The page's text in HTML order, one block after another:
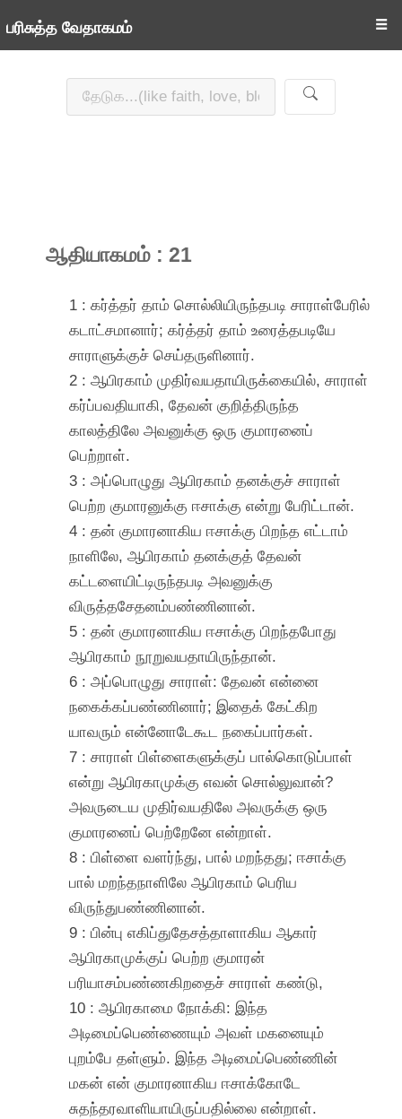
பரிசுத்த வேதாகமம் ☰
ஆதியாகமம் : 21
1 : கர்த்தர் தாம் சொல்லியிருந்தபடி சாராள்பேரில்
கடாட்சமானார்; கர்த்தர் தாம் உரைத்தபடியே
சாராளுக்குச் செய்தருளினார்.
2 : ஆபிரகாம் முதிர்வயதாயிருக்கையில், சாராள்
கர்ப்பவதியாகி, தேவன் குறித்திருந்த
காலத்திலே அவனுக்கு ஒரு குமாரனைப்
பெற்றாள்.
3 : அப்பொழுது ஆபிரகாம் தனக்குச் சாராள்
பெற்ற குமாரனுக்கு ஈசாக்கு என்று பேரிட்டான்.
4 : தன் குமாரனாகிய ஈசாக்கு பிறந்த எட்டாம்
நாளிலே, ஆபிரகாம் தனக்குத் தேவன்
கட்டளையிட்டிருந்தபடி அவனுக்கு
விருத்தசேதனம்பண்ணினான்.
5 : தன் குமாரனாகிய ஈசாக்கு பிறந்தபோது
ஆபிரகாம் நூறுவயதாயிருந்தான்.
6 : அப்பொழுது சாராள்: தேவன் என்னை
நகைக்கப்பண்ணினார்; இதைக் கேட்கிற
யாவரும் என்னோடேகூட நகைப்பார்கள்.
7 : சாராள் பிள்ளைகளுக்குப் பால்கொடுப்பாள்
என்று ஆபிரகாமுக்கு எவன் சொல்லுவான்?
அவருடைய முதிர்வயதிலே அவருக்கு ஒரு
குமாரனைப் பெற்றேனே என்றாள்.
8 : பிள்ளை வளர்ந்து, பால் மறந்தது; ஈசாக்கு
பால் மறந்தநாளிலே ஆபிரகாம் பெரிய
விருந்துபண்ணினான்.
9 : பின்பு எகிப்துதேசத்தாளாகிய ஆகார்
ஆபிரகாமுக்குப் பெற்ற குமாரன்
பரியாசம்பண்ணகிறதைச் சாராள் கண்டு,
10 : ஆபிரகாமை நோக்கி: இந்த
அடிமைப்பெண்ணையும் அவள் மகனையும்
புறம்பே தள்ளும். இந்த அடிமைப்பெண்ணின்
மகன் என் குமாரனாகிய ஈசாக்கோடே
சுதந்தரவாளியாயிருப்பதில்லை என்றாள்.